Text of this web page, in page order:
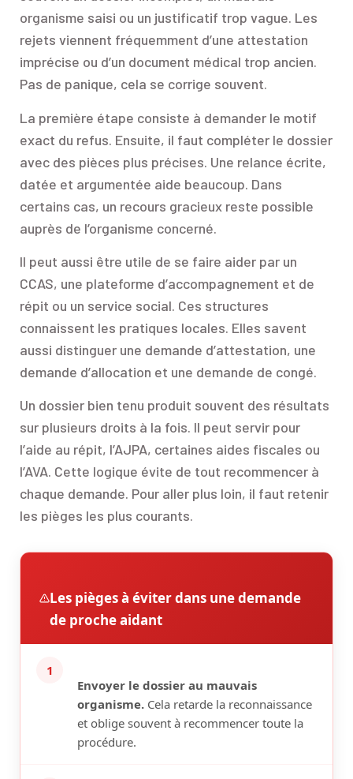
organisme saisi ou un justificatif trop vague. Les
rejets viennent fréquemment d’une attestation
imprécise ou d’un document médical trop ancien.
Pas de panique, cela se corrige souvent.
La première étape consiste à demander le motif
exact du refus. Ensuite, il faut compléter le dossier
avec des pièces plus précises. Une relance écrite,
datée et argumentée aide beaucoup. Dans
certains cas, un recours gracieux reste possible
auprès de l’organisme concerné.
Il peut aussi être utile de se faire aider par un
CCAS, une plateforme d’accompagnement et de
répit ou un service social. Ces structures
connaissent les pratiques locales. Elles savent
aussi distinguer une demande d’attestation, une
demande d’allocation et une demande de congé.
Un dossier bien tenu produit souvent des résultats
sur plusieurs droits à la fois. Il peut servir pour
l’aide au répit, l’AJPA, certaines aides fiscales ou
l’AVA. Cette logique évite de tout recommencer à
chaque demande. Pour aller plus loin, il faut retenir
les pièges les plus courants.
Les pièges à éviter dans une demande
de proche aidant
1
Envoyer le dossier au mauvais
organisme. Cela retarde la reconnaissance
et oblige souvent à recommencer toute la
procédure.